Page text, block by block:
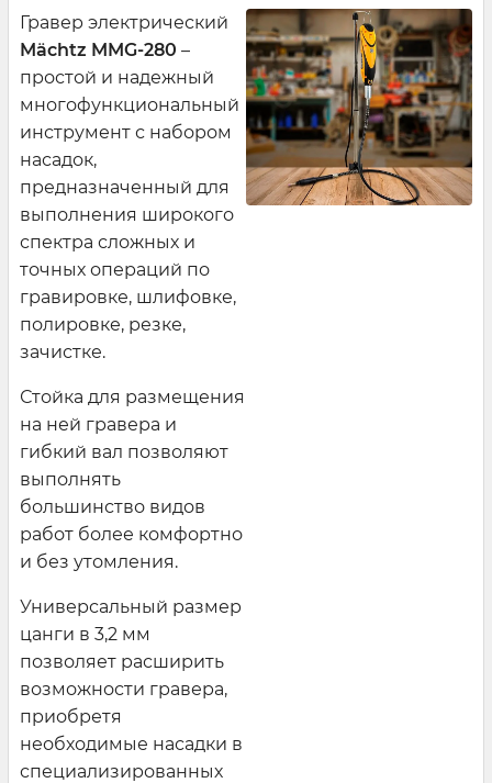
Гравер электрический
Mächtz MMG-280 –
простой и надежный
многофункциональный
инструмент с набором
насадок,
предназначенный для
выполнения широкого
спектра сложных и
точных операций по
гравировке, шлифовке,
полировке, резке,
зачистке.
Стойка для размещения
на ней гравера и
гибкий вал позволяют
выполнять
большинство видов
работ более комфортно
и без утомления.
Универсальный размер
цанги в 3,2 мм
позволяет расширить
возможности гравера,
приобретя
необходимые насадки в
специализированных